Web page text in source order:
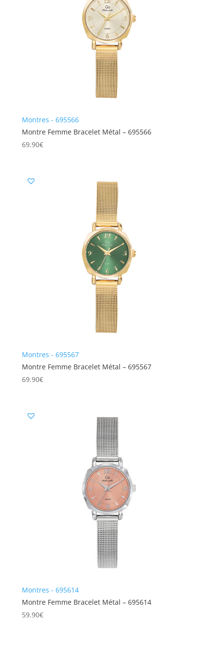
Montres - 695566
Montre Femme Bracelet Métal – 695566
69.90€
Montres - 695567
Montre Femme Bracelet Métal – 695567
69.90€
Montres - 695614
Montre Femme Bracelet Métal – 695614
59.90€